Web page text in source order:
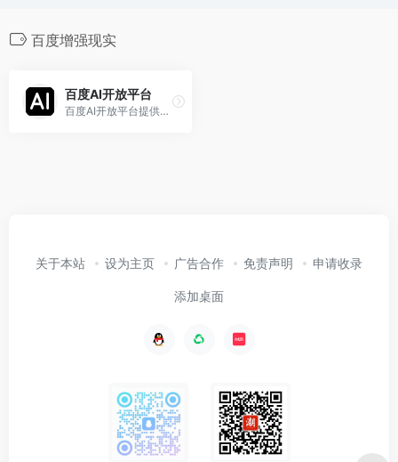
百度增强现实
百度AI开放平台
百度AI开放平台提供全球领先的语音、图像、NLP等多项人工智能技术，开放对话式人工智能系统、智能驾驶系统两大行业生态，共享AI领域最新的应用场景和解决方案，帮您提升竞争力，开创未来。
关于本站 设为主页 广告合作 免责声明 申请收录
添加桌面